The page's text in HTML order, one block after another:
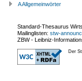
A Allgemeinwörter
Standard-Thesaurus
Mailinglisten: stw-
ZBW - Leibniz-
Der